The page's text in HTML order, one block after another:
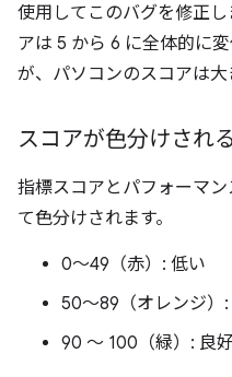
使用してこのバグを修正
アは 5 から 6 に全体的に
が、パソコンのスコアは大
スコアが色分けされ
指標スコアとパフォーマ
て色分けされます。
0～49（赤）: 低い
50～89（オレンジ）
90 ～ 100（緑）: 良好